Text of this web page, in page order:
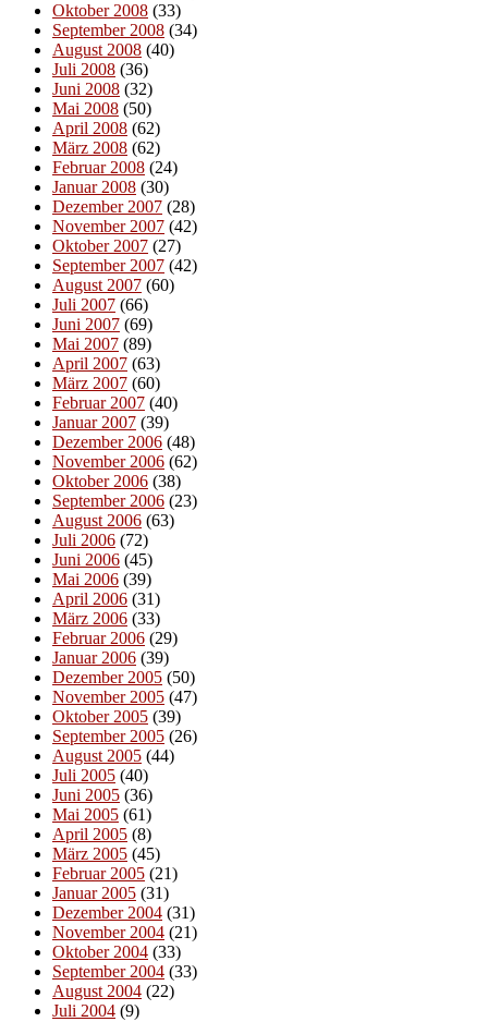
Oktober 2008 (33)
September 2008 (34)
August 2008 (40)
Juli 2008 (36)
Juni 2008 (32)
Mai 2008 (50)
April 2008 (62)
März 2008 (62)
Februar 2008 (24)
Januar 2008 (30)
Dezember 2007 (28)
November 2007 (42)
Oktober 2007 (27)
September 2007 (42)
August 2007 (60)
Juli 2007 (66)
Juni 2007 (69)
Mai 2007 (89)
April 2007 (63)
März 2007 (60)
Februar 2007 (40)
Januar 2007 (39)
Dezember 2006 (48)
November 2006 (62)
Oktober 2006 (38)
September 2006 (23)
August 2006 (63)
Juli 2006 (72)
Juni 2006 (45)
Mai 2006 (39)
April 2006 (31)
März 2006 (33)
Februar 2006 (29)
Januar 2006 (39)
Dezember 2005 (50)
November 2005 (47)
Oktober 2005 (39)
September 2005 (26)
August 2005 (44)
Juli 2005 (40)
Juni 2005 (36)
Mai 2005 (61)
April 2005 (8)
März 2005 (45)
Februar 2005 (21)
Januar 2005 (31)
Dezember 2004 (31)
November 2004 (21)
Oktober 2004 (33)
September 2004 (33)
August 2004 (22)
Juli 2004 (9)